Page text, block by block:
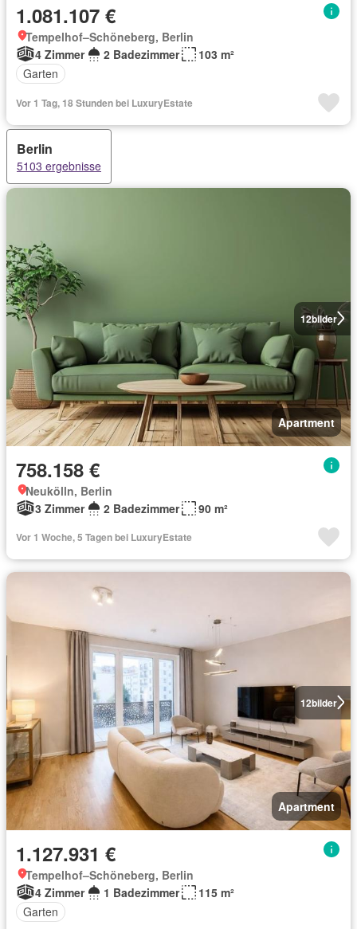
1.081.107 €
Tempelhof–Schöneberg, Berlin
4 Zimmer
2 Badezimmer
103 m²
Garten
Vor 1 Tag, 18 Stunden bei LuxuryEstate
Berlin
5103 ergebnisse
12bilder
Apartment
758.158 €
Neukölln, Berlin
3 Zimmer
2 Badezimmer 90 m²
Vor 1 Woche, 5 Tagen bei LuxuryEstate
12bilder
Apartment
1.127.931 €
Tempelhof–Schöneberg, Berlin
4 Zimmer
1 Badezimmer
115 m²
Garten